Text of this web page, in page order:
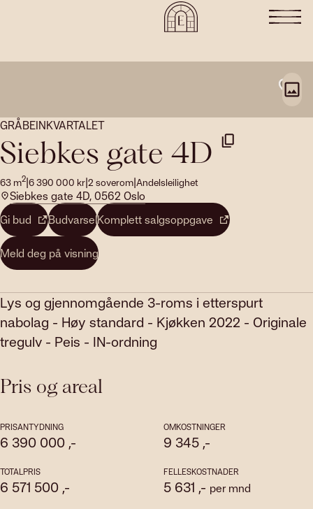
GRÅBEINKVARTALET
Siebkes gate 4D
63 m2|6 390 000 kr|2 soverom|Andelsleilighet
Siebkes gate 4D, 0562 Oslo
Gi bud
BudvarselKomplett salgsoppgave
Meld deg på visning
Lys og gjennomgående 3-roms i etterspurt
nabolag - Høy standard - Kjøkken 2022 - Originale
tregulv - Peis - IN-ordning
Pris og areal
PRISANTYDNING
6 390 000 ,-
OMKOSTNINGER
9 345 ,-
TOTALPRIS
6 571 500 ,-
FELLESKOSTNADER
5 631 ,- per mnd